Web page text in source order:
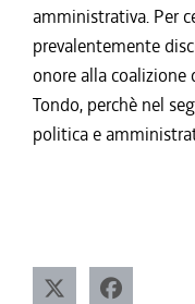
amministrativa. Per
prevalentemente
onore alla coalizione
Tondo, perchè nel
politica e